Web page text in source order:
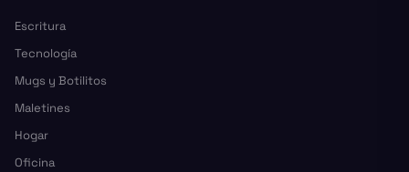
Escritura
Tecnología
Mugs y Botilitos
Maletines
Hogar
Oficina